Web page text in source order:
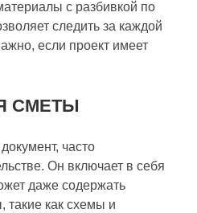
с разбивкой по
следить за каждой
если проект имеет
СМЕТЫ
часто
Он включает в себя
даже содержать
такие как схемы и